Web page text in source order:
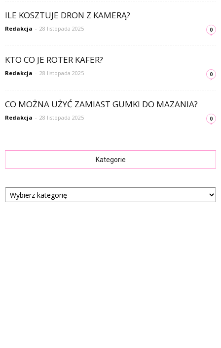
ILE KOSZTUJE DRON Z KAMERĄ?
Redakcja - 28 listopada 2025 0
KTO CO JE ROTER KAFER?
Redakcja - 28 listopada 2025 0
CO MOŻNA UŻYĆ ZAMIAST GUMKI DO MAZANIA?
Redakcja - 28 listopada 2025 0
Kategorie
Kategorie